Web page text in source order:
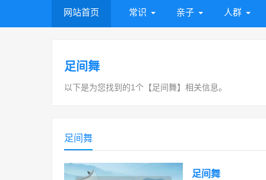
网站首页 常识 亲子 人群
足间舞
以下是为您找到的1个【足间舞】相关信息。
足间舞
足间舞